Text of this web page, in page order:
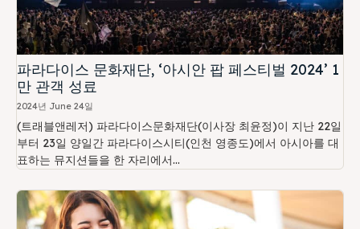
파라다이스 문화재단, ‘아시안 팝 페스티벌 2024’ 1
만 관객 성료
2024년 June 24일
(트래블앤레저) 파라다이스문화재단(이사장 최윤정)이 지난 22일
부터 23일 양일간 파라다이스시티(인천 영종도)에서 아시아를 대
표하는 뮤지션들을 한 자리에서...